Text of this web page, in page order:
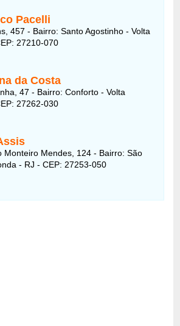
Pacelli
457 - Bairro: Santo Agostinho - Volta
27210-070
da Costa
47 - Bairro: Conforto - Volta
27262-030
Monteiro Mendes, 124 - Bairro: São
- RJ - CEP: 27253-050